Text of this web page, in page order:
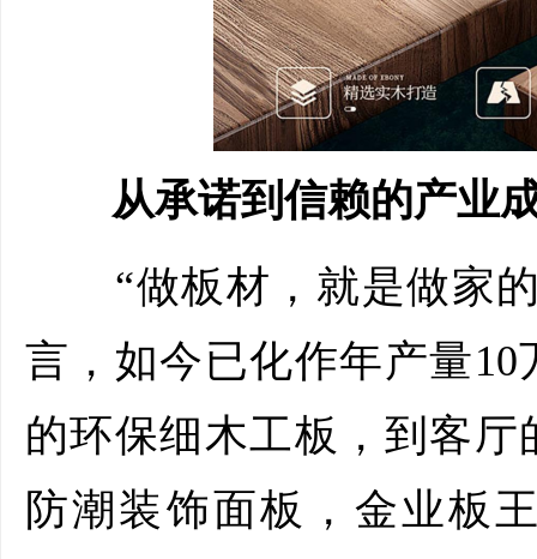
从承诺到信赖的产业
“做板材，就是做家的
言，如今已化作年产量
的环保细木工板，到客
防潮装饰面板，金业板